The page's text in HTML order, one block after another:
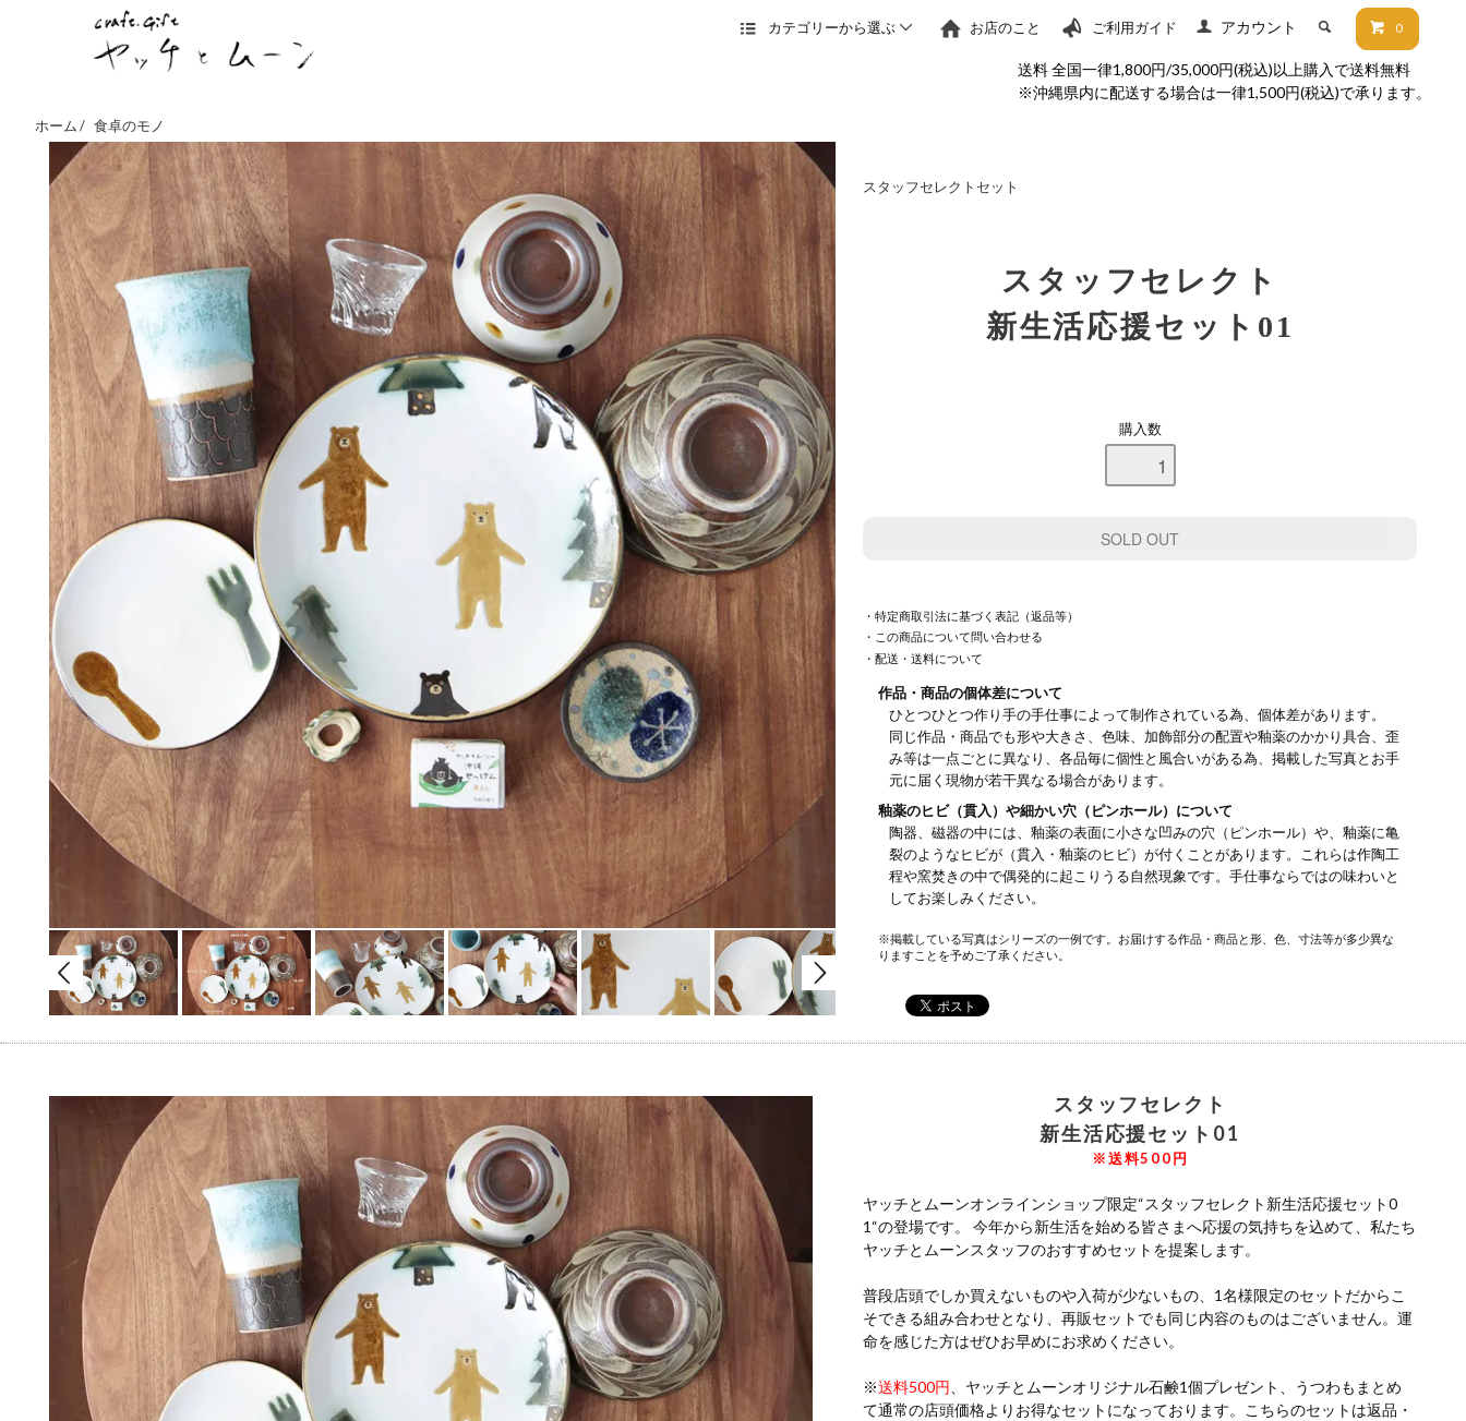
カテゴリーから選ぶ お店のこと ご利用ガイド アカウント 0
送料 全国一律1,800円/35,000円(税込)以上購入で送料無料
※沖縄県内に配送する場合は一律1,500円(税込)で承ります。
ホーム / 食卓のモノ
スタッフセレクトセット
スタッフセレクト
新生活応援セット01
購入数
・特定商取引法に基づく表記（返品等）
・この商品について問い合わせる
・配送・送料について
作品・商品の個体差について
ひとつひとつ作り手の手仕事によって制作されている為、個体差があります。
同じ作品・商品でも形や大きさ、色味、加飾部分の配置や釉薬のかかり具合、歪
み等は一点ごとに異なり、各品毎に個性と風合いがある為、掲載した写真とお手
元に届く現物が若干異なる場合があります。
釉薬のヒビ（貫入）や細かい穴（ピンホール）について
陶器、磁器の中には、釉薬の表面に小さな凹みの穴（ピンホール）や、釉薬に亀
裂のようなヒビが（貫入・釉薬のヒビ）が付くことがあります。これらは作陶工
程や窯焚きの中で偶発的に起こりうる自然現象です。手仕事ならではの味わいと
してお楽しみください。
※掲載している写真はシリーズの一例です。お届けする作品・商品と形、色、寸法等が多少異な
りますことを予めご了承ください。
スタッフセレクト
新生活応援セット01
※送料500円
ヤッチとムーンオンラインショップ限定“スタッフセレクト新生活応援セット0
1“の登場です。 今年から新生活を始める皆さまへ応援の気持ちを込めて、私たち
ヤッチとムーンスタッフのおすすめセットを提案します。
普段店頭でしか買えないものや入荷が少ないもの、1名様限定のセットだからこ
そできる組み合わせとなり、再販セットでも同じ内容のものはございません。運
命を感じた方はぜひお早めにお求めください。
※送料500円、ヤッチとムーンオリジナル石鹸1個プレゼント、うつわもまとめ
て通常の店頭価格よりお得なセットになっております。こちらのセットは返品・